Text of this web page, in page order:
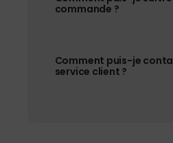
commande ?
Comment puis-je
service client ?